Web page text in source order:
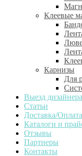
Клеевые
Карнизы
Для
Выезд дизайнера
Статьи
Доставка/Оплата
Каталоги и
Отзывы
Партнеры
Контакты